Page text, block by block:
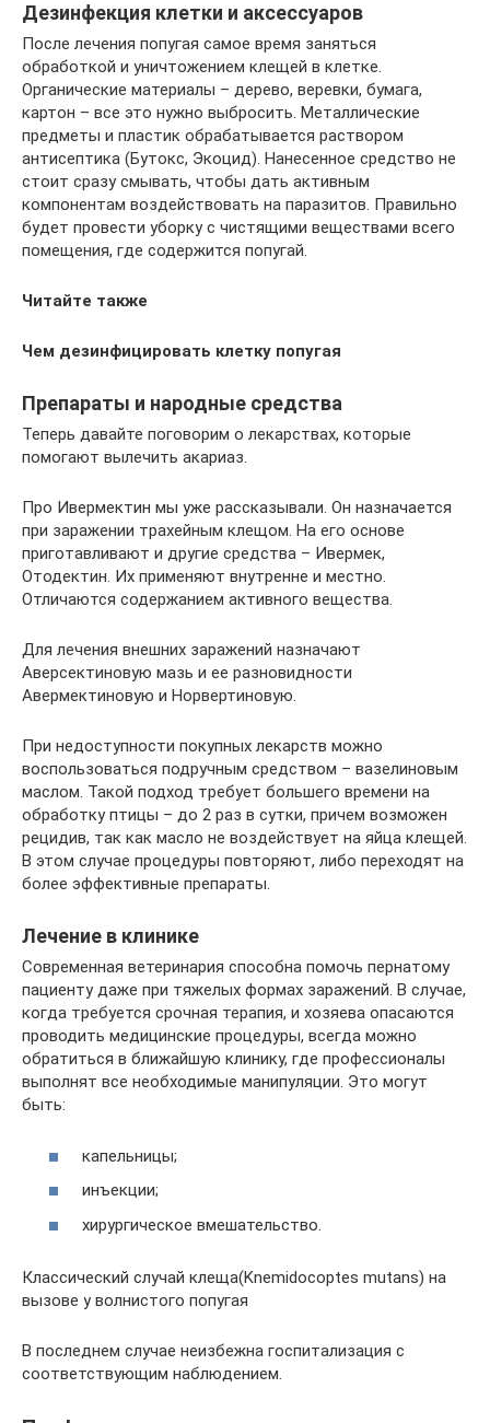
Дезинфекция клетки и аксессуаров
После лечения попугая самое время заняться
обработкой и уничтожением клещей в клетке.
Органические материалы – дерево, веревки, бумага,
картон – все это нужно выбросить. Металлические
предметы и пластик обрабатывается раствором
антисептика (Бутокс, Экоцид). Нанесенное средство не
стоит сразу смывать, чтобы дать активным
компонентам воздействовать на паразитов. Правильно
будет провести уборку с чистящими веществами всего
помещения, где содержится попугай.
Читайте также
Чем дезинфицировать клетку попугая
Препараты и народные средства
Теперь давайте поговорим о лекарствах, которые
помогают вылечить акариаз.
Про Ивермектин мы уже рассказывали. Он назначается
при заражении трахейным клещом. На его основе
приготавливают и другие средства – Ивермек,
Отодектин. Их применяют внутренне и местно.
Отличаются содержанием активного вещества.
Для лечения внешних заражений назначают
Аверсектиновую мазь и ее разновидности
Авермектиновую и Норвертиновую.
При недоступности покупных лекарств можно
воспользоваться подручным средством – вазелиновым
маслом. Такой подход требует большего времени на
обработку птицы – до 2 раз в сутки, причем возможен
рецидив, так как масло не воздействует на яйца клещей.
В этом случае процедуры повторяют, либо переходят на
более эффективные препараты.
Лечение в клинике
Современная ветеринария способна помочь пернатому
пациенту даже при тяжелых формах заражений. В случае,
когда требуется срочная терапия, и хозяева опасаются
проводить медицинские процедуры, всегда можно
обратиться в ближайшую клинику, где профессионалы
выполнят все необходимые манипуляции. Это могут
быть:
капельницы;
инъекции;
хирургическое вмешательство.
Классический случай клеща(Knemidocoptes mutans) на
вызове у волнистого попугая
В последнем случае неизбежна госпитализация с
соответствующим наблюдением.